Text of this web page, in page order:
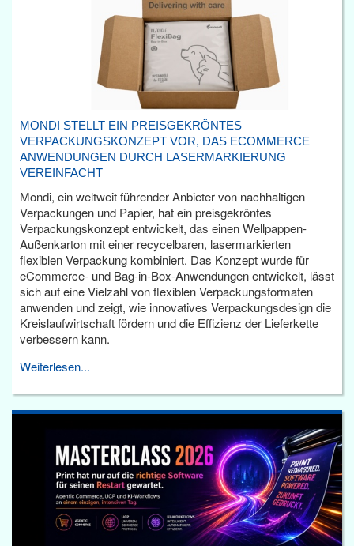
MONDI STELLT EIN PREISGEKRÖNTES
VERPACKUNGSKONZEPT VOR, DAS ECOMMERCE
ANWENDUNGEN DURCH LASERMARKIERUNG
VEREINFACHT
Mondi, ein weltweit führender Anbieter von nachhaltigen
Verpackungen und Papier, hat ein preisgekröntes
Verpackungskonzept entwickelt, das einen Wellpappen-
Außenkarton mit einer recycelbaren, lasermarkierten
flexiblen Verpackung kombiniert. Das Konzept wurde für
eCommerce- und Bag-in-Box-Anwendungen entwickelt, lässt
sich auf eine Vielzahl von flexiblen Verpackungsformaten
anwenden und zeigt, wie innovatives Verpackungsdesign die
Kreislaufwirtschaft fördern und die Effizienz der Lieferkette
verbessern kann.
Weiterlesen...